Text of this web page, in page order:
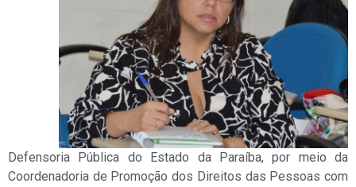
Defensoria Pública do Estado da Paraíba, por meio da
Coordenadoria de Promoção dos Direitos das Pessoas com